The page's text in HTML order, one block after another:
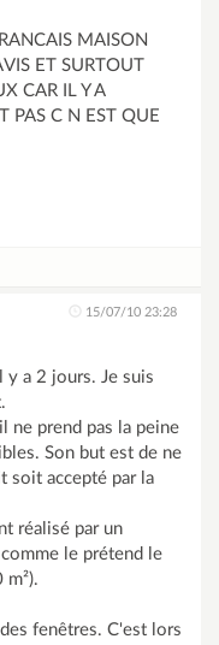
MAISON
ET SURTOUT
CAR IL Y A
PAS C N EST QUE
15/07/10 23:28
y a 2 jours. Je suis
ne prend pas la peine
Son but est de ne
soit accepté par la
réalisé par un
le prétend le
fenêtres. C'est lors